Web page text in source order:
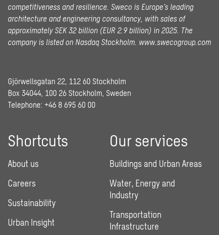
competitiveness and resilience. Sweco is Europe’s leading
architecture and engineering consultancy, with sales of
approximately SEK 32 billion (EUR 2.9 billion) in 2025. The
company is listed on Nasdaq Stockholm. www.swecogroup.com
Gjörwellsgatan 22, 112 60 Stockholm
Box 34044, 100 26 Stockholm, Sweden
Telephone: +46 8 695 60 00
Shortcuts
About us
Careers
Sustainability
Urban Insight
Our services
Buildings and Urban Areas
Water, Energy and
Industry
Transportation
Infrastructure